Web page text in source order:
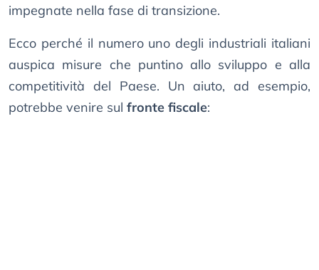
impegnate nella fase di transizione.
Ecco perché il numero uno degli industriali italiani
auspica misure che puntino allo sviluppo e alla
competitività del Paese. Un aiuto, ad esempio,
potrebbe venire sul fronte fiscale: